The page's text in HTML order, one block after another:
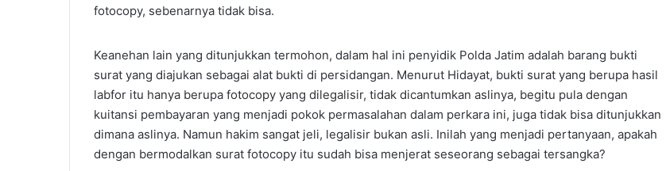
fotocopy, sebenarnya tidak bisa.
Keanehan lain yang ditunjukkan termohon, dalam hal ini penyidik Polda Jatim adalah barang bukti
surat yang diajukan sebagai alat bukti di persidangan. Menurut Hidayat, bukti surat yang berupa hasil
labfor itu hanya berupa fotocopy yang dilegalisir, tidak dicantumkan aslinya, begitu pula dengan
kuitansi pembayaran yang menjadi pokok permasalahan dalam perkara ini, juga tidak bisa ditunjukkan
dimana aslinya. Namun hakim sangat jeli, legalisir bukan asli. Inilah yang menjadi pertanyaan, apakah
dengan bermodalkan surat fotocopy itu sudah bisa menjerat seseorang sebagai tersangka?